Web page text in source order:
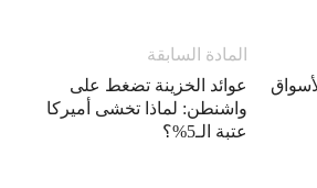
المادة السابقة
عوائد الخزينة تضغط على
واشنطن: لماذا تخشى أميركا
عتبة الـ5%؟